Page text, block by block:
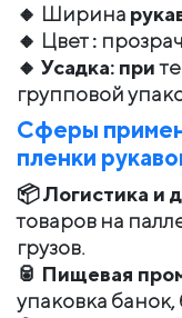
🔸 Ширина
🔸 Цвет:
🔸 Усадка: при
групповой
Сферы
пленки
📦Логистика и
товаров на
грузов.
🥫 Пищевая
упаковка